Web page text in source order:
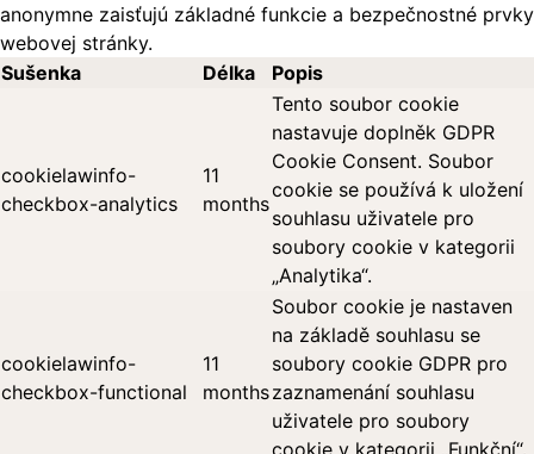
anonymne zaisťujú základné funkcie a bezpečnostné prvky
webovej stránky.
Sušenka
Délka Popis
cookielawinfo-
checkbox-analytics
11
months
Tento soubor cookie
nastavuje doplněk GDPR
Cookie Consent. Soubor
cookie se používá k uložení
souhlasu uživatele pro
soubory cookie v kategorii
„Analytika“.
cookielawinfo-
checkbox-functional
11
months
Soubor cookie je nastaven
na základě souhlasu se
soubory cookie GDPR pro
zaznamenání souhlasu
uživatele pro soubory